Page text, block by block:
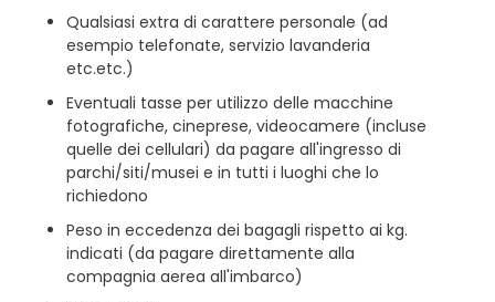
Qualsiasi extra di carattere personale (ad
esempio telefonate, servizio lavanderia
etc.etc.)
Eventuali tasse per utilizzo delle macchine
fotografiche, cineprese, videocamere (incluse
quelle dei cellulari) da pagare all'ingresso di
parchi/siti/musei e in tutti i luoghi che lo
richiedono
Peso in eccedenza dei bagagli rispetto ai kg.
indicati (da pagare direttamente alla
compagnia aerea all'imbarco)